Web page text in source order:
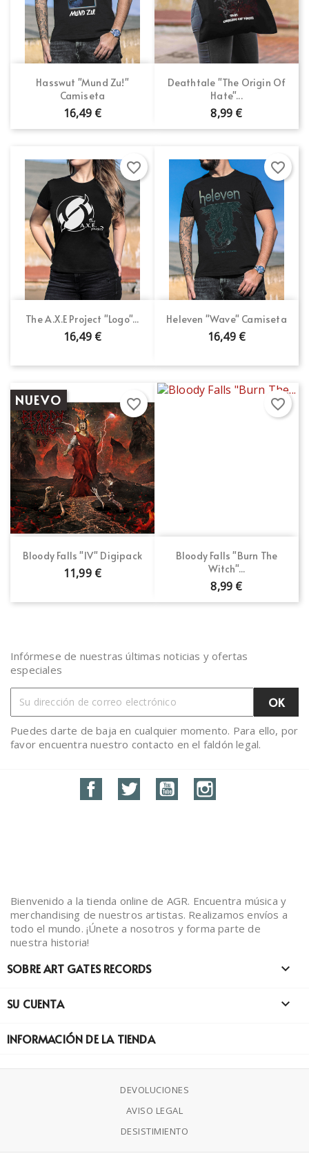
Hasswut "Mund Zu!"
Camiseta
16,49 €
Deathtale "The Origin Of
Hate"...
8,99 €
The A.X.E Project "Logo"...
16,49 €
favorite_border
Heleven "Wave" Camiseta
16,49 €
favorite_border
Bloody Falls "IV" Digipack
11,99 €
NUEVO favorite_border
Bloody Falls "Burn The
Witch"...
8,99 €
favorite_border
Infórmese de nuestras últimas noticias y ofertas
especiales
Puedes darte de baja en cualquier momento. Para ello, por
favor encuentra nuestro contacto en el faldón legal.
FacebookTwitter YouTube
Bienvenido a la tienda online de AGR. Encuentra música y
merchandising de nuestros artistas. Realizamos envíos a
todo el mundo. ¡Únete a nosotros y forma parte de
nuestra historia!
SOBRE ART GATES RECORDS 
SU CUENTA 
INFORMACIÓN DE LA TIENDA
DEVOLUCIONES
AVISO LEGAL
DESISTIMIENTO